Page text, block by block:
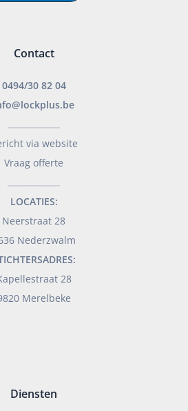
Contact
0494/30 82 04
via website
Vraag offerte
LOCATIES:
Neerstraat 28
Nederzwalm
28
Merelbeke
Diensten